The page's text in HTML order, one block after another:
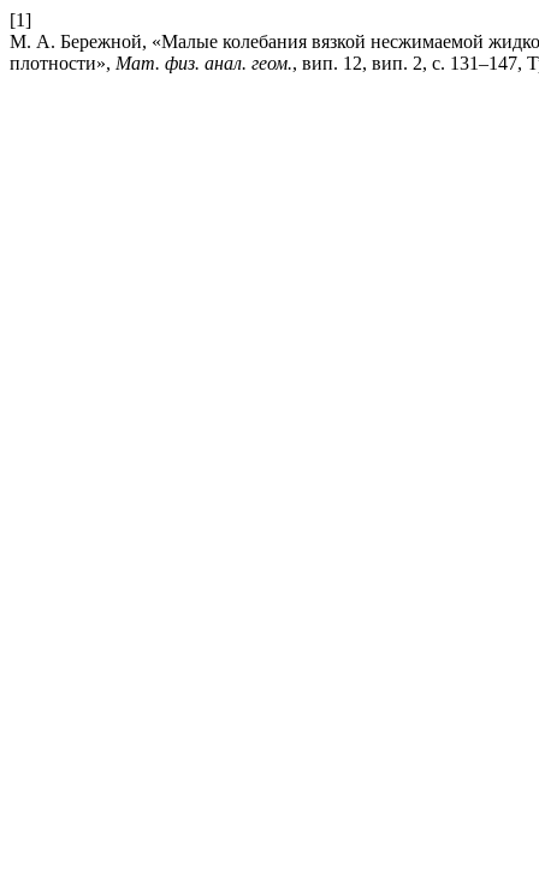
[1]
М. А. Бережной, «Малые колебания вязкой несжимаемой
плотности», Мат. физ. анал. геом., вип. 12, вип. 2, с. 131–147,